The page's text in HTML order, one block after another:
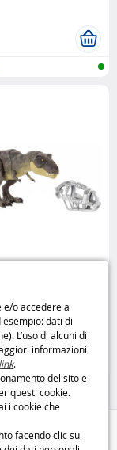
o accedere a
dati di
L’uso di alcuni di
informazioni
link.
del sito e
questi cookie.
i cookie che
facendo clic sul
World 3 il re dei